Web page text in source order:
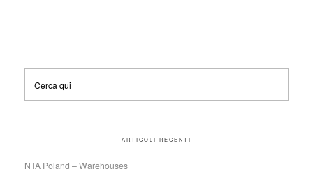
ARTICOLI RECENTI
NTA Poland – Warehouses